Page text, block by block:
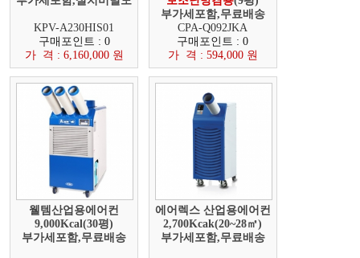
KPV-A230HIS01
구매포인트 : 0
가 격 : 6,160,000 원
부가세포함,무료배송
CPA-Q092JKA
구매포인트 : 0
가 격 : 594,000 원
웰템산업용에어컨
9,000Kcal(30평)
부가세포함,무료배송
에어렉스 산업용에어컨
2,700Kcak(20~28㎡)
부가세포함,무료배송